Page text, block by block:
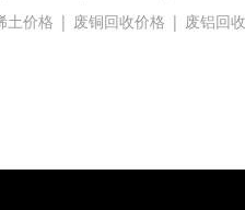
土价格 | 废铜回收价格 | 废铝回